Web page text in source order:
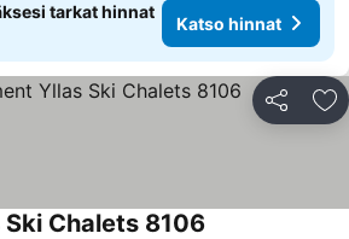
tarkat hinnat
Katso hinnat
Jaa
Chalets 8106